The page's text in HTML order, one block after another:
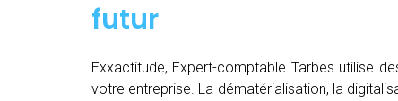
futur
Exxactitude, Expert-comptable Tarbes utilise
votre entreprise. La dématérialisation, la